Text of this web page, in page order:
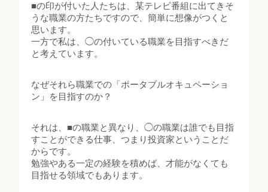
■の印が付いた人たちは、某テレビ番組に出てきそ
うな職業の方たちですので、簡単に想像がつくと
思います。
一方で私は、◯の付いている職業を目指すべきだ
と考えています。
なぜそれら職業での「ポータブルオキュペーショ
ン」を目指すのか？
それは、■の職業と異なり、◯の職業は誰でも目指
すことができる仕事、つまり投資家ということだ
からです。
勉強やある一定の経験を積めば、才能がなくても
目指せる領域でもあります。